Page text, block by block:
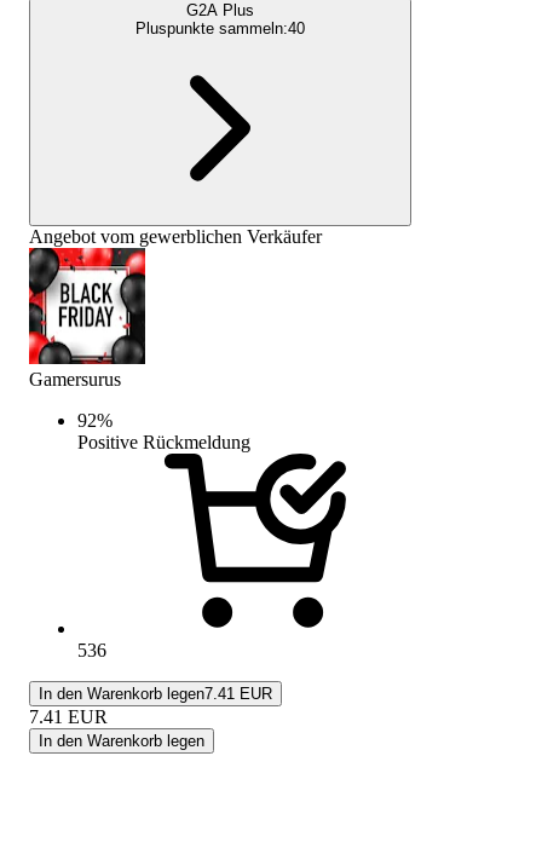
G2A Plus
Pluspunkte sammeln:40
Angebot vom gewerblichen Verkäufer
Gamersurus
92%
Positive Rückmeldung
536
In den Warenkorb legen7.41 EUR
7.41 EUR
In den Warenkorb legen